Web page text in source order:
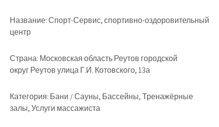
Название:Спорт-Сервис, спортивно-оздоровительный
центр
Страна: Московская область Реутов городской
округ Реутов улица Г.И. Котовского, 13а
Категория: Бани / Сауны, Бассейны, Тренажёрные
залы, Услуги массажиста